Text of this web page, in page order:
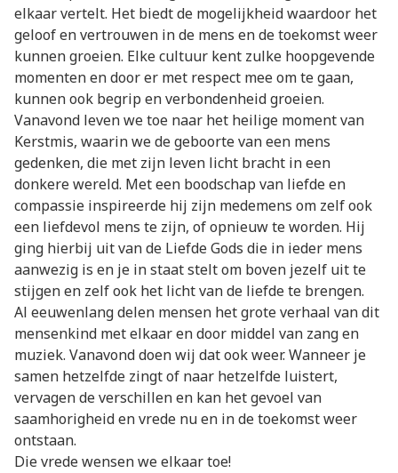
elkaar vertelt. Het biedt de mogelijkheid waardoor het
geloof en vertrouwen in de mens en de toekomst weer
kunnen groeien. Elke cultuur kent zulke hoopgevende
momenten en door er met respect mee om te gaan,
kunnen ook begrip en verbondenheid groeien.
Vanavond leven we toe naar het heilige moment van
Kerstmis, waarin we de geboorte van een mens
gedenken, die met zijn leven licht bracht in een
donkere wereld. Met een boodschap van liefde en
compassie inspireerde hij zijn medemens om zelf ook
een liefdevol mens te zijn, of opnieuw te worden. Hij
ging hierbij uit van de Liefde Gods die in ieder mens
aanwezig is en je in staat stelt om boven jezelf uit te
stijgen en zelf ook het licht van de liefde te brengen.
Al eeuwenlang delen mensen het grote verhaal van dit
mensenkind met elkaar en door middel van zang en
muziek. Vanavond doen wij dat ook weer. Wanneer je
samen hetzelfde zingt of naar hetzelfde luistert,
vervagen de verschillen en kan het gevoel van
saamhorigheid en vrede nu en in de toekomst weer
ontstaan.
Die vrede wensen we elkaar toe!